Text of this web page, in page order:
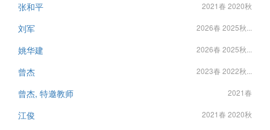
张和平 2021春 2020秋
刘军 2026春 2025秋...
姚华建 2026春 2025秋...
曾杰 2023春 2022秋...
曾杰, 特邀教师 2021春
江俊 2021春 2020秋